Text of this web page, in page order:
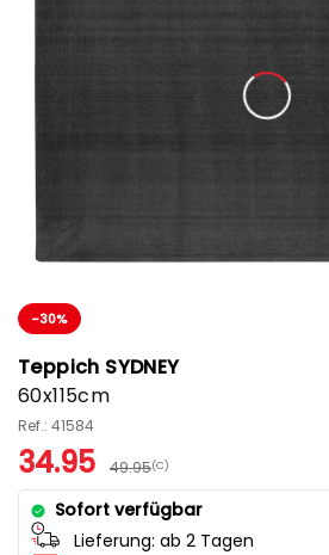
-30%
Teppich SYDNEY
60x115cm
Ref.: 41584
34.95 49.95(C)
Sofort verfügbar
Lieferung: ab 2 Tagen